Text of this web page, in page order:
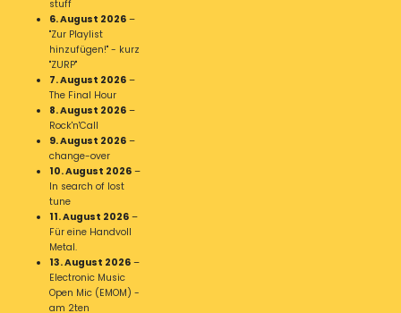
stuff
6. August 2026 –
"Zur Playlist
hinzufügen!" - kurz
"ZURP"
7. August 2026 –
The Final Hour
8. August 2026 –
Rock'n'Call
9. August 2026 –
change-over
10. August 2026 –
In search of lost
tune
11. August 2026 –
Für eine Handvoll
Metal.
13. August 2026 –
Electronic Music
Open Mic (EMOM) -
am 2ten